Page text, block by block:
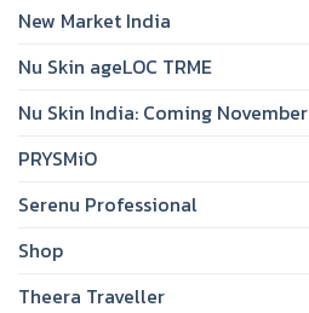
New Market India
Nu Skin ageLOC TRME
Nu Skin India: Coming
PRYSMiO
Serenu Professional
Shop
Theera Traveller